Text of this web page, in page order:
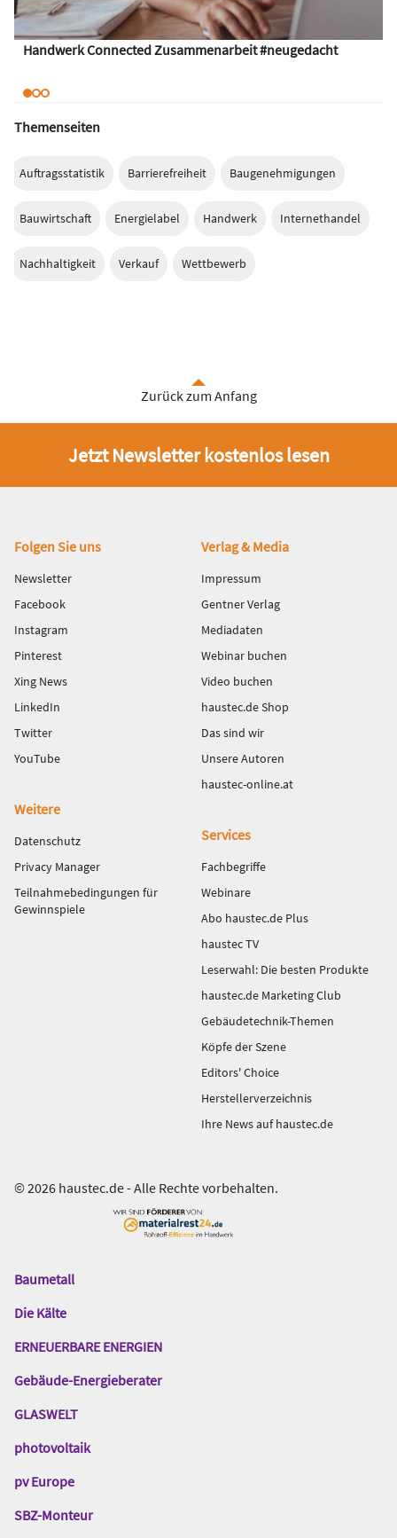
Handwerk Connected Zusammenarbeit #neugedacht
Themenseiten
Auftragsstatistik Barrierefreiheit Baugenehmigungen
Bauwirtschaft Energielabel Handwerk Internethandel
Nachhaltigkeit Verkauf Wettbewerb
Zurück zum Anfang
Jetzt Newsletter kostenlos lesen
Fußbereich
Folgen Sie uns
Newsletter
Facebook
Instagram
Pinterest
Xing News
LinkedIn
Twitter
YouTube
Verlag & Media
Impressum
Gentner Verlag
Mediadaten
Webinar buchen
Video buchen
haustec.de Shop
Das sind wir
Unsere Autoren
haustec-online.at
Weitere
Datenschutz
Privacy Manager
Teilnahmebedingungen für
Gewinnspiele
Services
Fachbegriffe
Webinare
Abo haustec.de Plus
haustec TV
Leserwahl: Die besten Produkte
haustec.de Marketing Club
Gebäudetechnik-Themen
Köpfe der Szene
Editors' Choice
Herstellerverzeichnis
Ihre News auf haustec.de
© 2026 haustec.de - Alle Rechte vorbehalten.
Das
Gentner
Baumetall
Die Kälte
ERNEUERBARE ENERGIEN
Gebäude-Energieberater
GLASWELT
photovoltaik
pv Europe
SBZ-Monteur